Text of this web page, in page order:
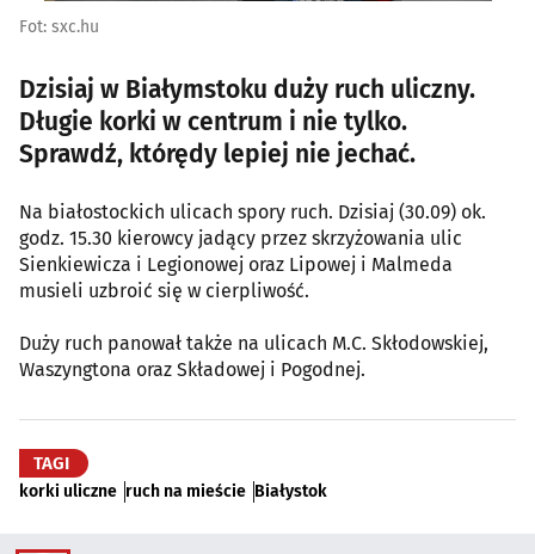
Fot: sxc.hu
Dzisiaj w Białymstoku duży ruch uliczny.
Długie korki w centrum i nie tylko.
Sprawdź, którędy lepiej nie jechać.
Na białostockich ulicach spory ruch. Dzisiaj (30.09) ok.
godz. 15.30 kierowcy jadący przez skrzyżowania ulic
Sienkiewicza i Legionowej oraz Lipowej i Malmeda
musieli uzbroić się w cierpliwość.
Duży ruch panował także na ulicach M.C. Skłodowskiej,
Waszyngtona oraz Składowej i Pogodnej.
TAGI
korki uliczne ruch na mieście Białystok